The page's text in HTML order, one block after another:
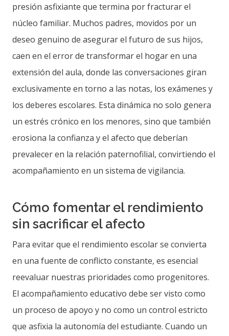
presión asfixiante que termina por fracturar el
núcleo familiar. Muchos padres, movidos por un
deseo genuino de asegurar el futuro de sus hijos,
caen en el error de transformar el hogar en una
extensión del aula, donde las conversaciones giran
exclusivamente en torno a las notas, los exámenes y
los deberes escolares. Esta dinámica no solo genera
un estrés crónico en los menores, sino que también
erosiona la confianza y el afecto que deberían
prevalecer en la relación paternofilial, convirtiendo el
acompañamiento en un sistema de vigilancia.
Cómo fomentar el rendimiento
sin sacrificar el afecto
Para evitar que el rendimiento escolar se convierta
en una fuente de conflicto constante, es esencial
reevaluar nuestras prioridades como progenitores.
El acompañamiento educativo debe ser visto como
un proceso de apoyo y no como un control estricto
que asfixia la autonomía del estudiante. Cuando un